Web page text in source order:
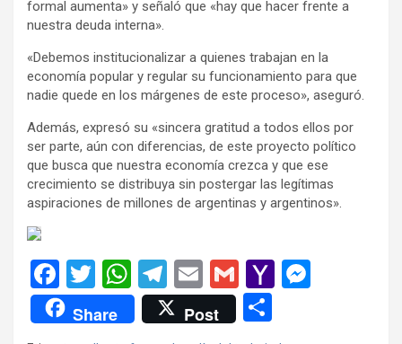
formal aumenta» y señaló que «hay que hacer frente a
nuestra deuda interna».
«Debemos institucionalizar a quienes trabajan en la
economía popular y regular su funcionamiento para que
nadie quede en los márgenes de este proceso», aseguró.
Además, expresó su «sincera gratitud a todos ellos por
ser parte, aún con diferencias, de este proyecto político
que busca que nuestra economía crezca y que ese
crecimiento se distribuya sin postergar las legítimas
aspiraciones de millones de argentinas y argentinos».
F
a
ce
T
wi
tt
W
h
at
T
el
e
E
m
ail
G
m
ail
Y
Share Post
o